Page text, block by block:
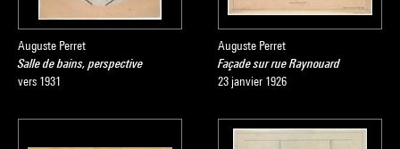
Auguste Perret
Salle de bains, perspective
vers 1931
Auguste Perret
Façade sur rue Raynouard
23 janvier 1926